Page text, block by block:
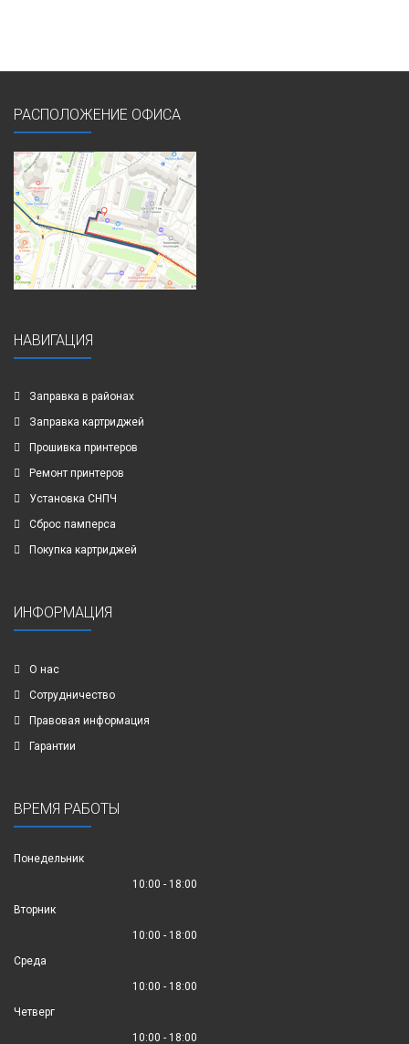
РАСПОЛОЖЕНИЕ ОФИСА
НАВИГАЦИЯ
Заправка в районах
Заправка картриджей
Прошивка принтеров
Ремонт принтеров
Установка СНПЧ
Сброс памперса
Покупка картриджей
ИНФОРМАЦИЯ
О нас
Сотрудничество
Правовая информация
Гарантии
ВРЕМЯ РАБОТЫ
Понедельник
10:00 - 18:00
Вторник
10:00 - 18:00
Среда
10:00 - 18:00
Четверг
10:00 - 18:00